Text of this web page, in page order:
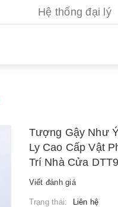
Hệ thống đại lý
Tượng Gậy Như
Ly Cao Cấp Vật
Trí Nhà Cửa
Viết đánh giá
Trạng thái: Liên hệ